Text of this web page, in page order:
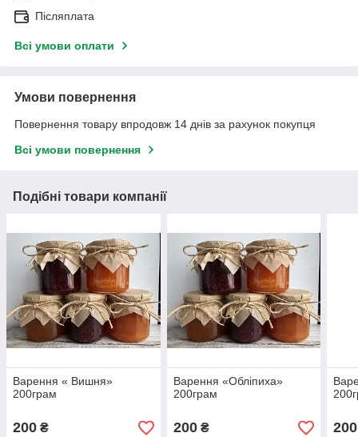
Післяплата
Всі умови оплати
Умови повернення
Повернення товару впродовж 14 днів за рахунок покупця
Всі умови повернення
Подібні товари компанії
Варення « Вишня»
200грам
200 ₴
Варення «Обліпиха»
200грам
200₴ 200